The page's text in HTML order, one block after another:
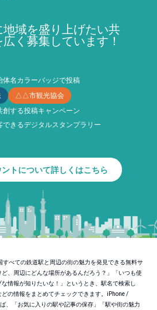
地域を盛り上げたい共
く募集しています！
名カラーバッジで投稿
△△市観光協会
する投稿キャンペーン
きるデジタルスタンプラリー
トについて詳しくはこちら
すべての鉄道駅と周辺の街の魅力を発見できる無料サ
、周辺にどんな場所があるんだろう？」「いつも使
情報が知りたいな！」というとき、駅名で検索し
の情報をまとめてチェックできます。iPhone /
、「お気に入りの駅や記事の保存」「駅や街の魅力